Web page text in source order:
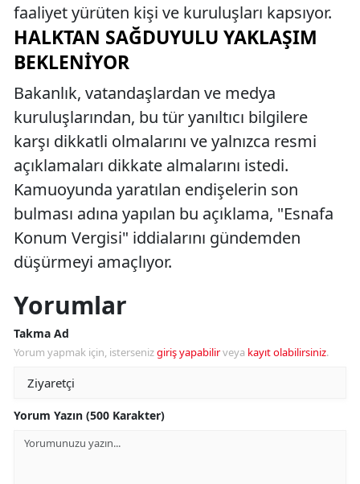
faaliyet yürüten kişi ve kuruluşları kapsıyor.
HALKTAN SAĞDUYULU YAKLAŞIM
BEKLENIYOR
Bakanlık, vatandaşlardan ve medya
kuruluşlarından, bu tür yanıltıcı bilgilere
karşı dikkatli olmalarını ve yalnızca resmi
açıklamaları dikkate almalarını istedi.
Kamuoyunda yaratılan endişelerin son
bulması adına yapılan bu açıklama, "Esnafa
Konum Vergisi" iddialarını gündemden
düşürmeyi amaçlıyor.
Yorumlar
Takma Ad
Yorum yapmak için, istersenizgiriş yapabilirveya kayıt olabilirsiniz.
Yorum Yazın (500 Karakter)